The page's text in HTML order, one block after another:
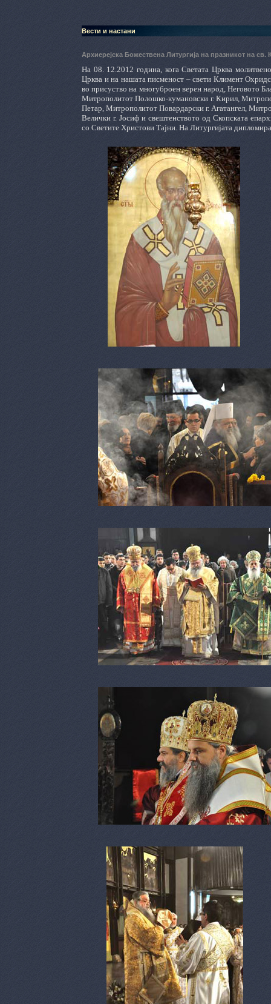
Вести и настани
Архиерејска Божествена Литургија на празникот на
На 08. 12.2012 година, кога Светата Црква
Црква и на нашата писменост – свети Климент
во присуство на многуброен верен народ, Неговото
Митрополитот Полошко-кумановски г. Кирил,
Петар, Митрополитот Повардарски г. Агатангел,
Велички г. Јосиф и свештенството од Скопската
со Светите Христови Тајни. На Литургијата